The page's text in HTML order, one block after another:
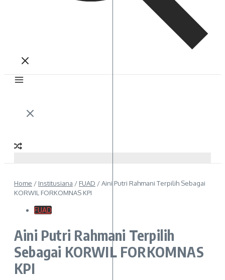
Home / Institusiana / FUAD /Aini Putri Rahmani Terpilih Sebagai
KORWIL FORKOMNAS KPI
FUAD
Aini Putri Rahmani Terpilih
Sebagai KORWIL FORKOMNAS
KPI